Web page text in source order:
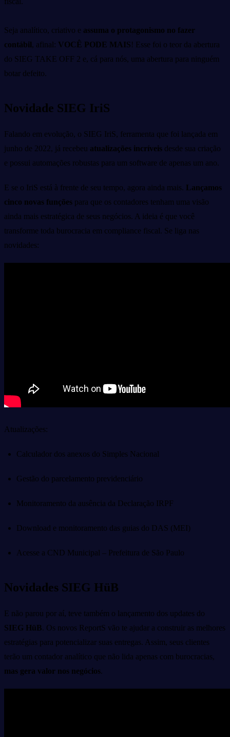
Seja analítico, criativo e assuma o protagonismo no fazer
contábil, afinal: VOCÊ PODE MAIS! Esse foi o teor da abertura
do SIEG TAKE OFF 2 e, cá para nós, uma abertura para ninguém
botar defeito.
Novidade SIEG IriS
Falando em evolução, o SIEG IriS, ferramenta que foi lançada em
junho de 2022, já recebeu atualizações incríveis desde sua criação
e possui automações robustas para um software de apenas um ano.
E se o IriS está à frente de seu tempo, agora ainda mais. Lançamos
cinco novas funções para que os contadores tenham uma visão
ainda mais estratégica de seus negócios. A ideia é que você
transforme toda burocracia em compliance fiscal. Se liga nas
novidades:
Atualizações:
Calculador dos anexos do Simples Nacional
Gestão do parcelamento previdenciário
Monitoramento da ausência da Declaração IRPF
Download e monitoramento das guias do DAS (MEI)
Acesse a CND Municipal – Prefeitura de São Paulo
Novidades SIEG HüB
E não parou por aí, teve também o lançamento dos updates do
SIEG HüB. Os novos ReportS vão te ajudar a construir as melhores
estratégias para potencializar suas entregas. Assim, seus clientes
terão um contador analítico que não lida apenas com burocracias,
mas gera valor nos negócios.